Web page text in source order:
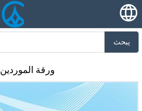
يبحث
مخصص الاسبانية نمط UPVC ورقة الموردين